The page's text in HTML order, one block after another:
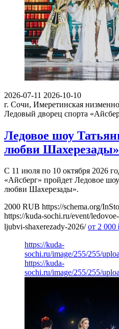
2026-07-11 2026-10-10
г. Сочи, Имеретинская
Ледовый дворец спорта
Ледовое шоу
любви Шахерезады»
С 11 июля по 10 октября 2026
«Айсберг» пройдет Ледовое
любви Шахерезады».
2000 RUB https://schema.org/
https://kuda-sochi.ru/event/
ljubvi-shaxerezady-2026/ от 2 000
https://kuda-
sochi.ru/image/255/255/
https://kuda-
sochi.ru/image/255/255/